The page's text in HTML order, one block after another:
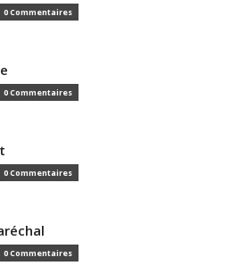
0 Commentaires
0 Commentaires
0 Commentaires
0 Commentaires